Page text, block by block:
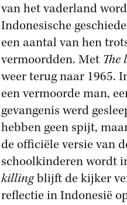
van het vaderland
Indonesische
een aantal van hen
vermoordden. Met The
weer terug naar 1965.
een vermoorde man,
gevangenis werd
hebben geen spijt,
de officiële versie van
schoolkinderen wordt
killingblijft de kijker
reflectie in Indonesië